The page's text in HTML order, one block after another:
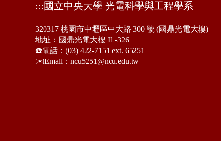
::: 國立中央大學 光電科學與工程學系
320317 桃園市中壢區中大路 300 號 (國鼎光電大樓)
地址：國鼎光電大樓 IL-326
☎️電話：(03) 422-7151 ext. 65251
✉️Email：ncu5251@ncu.edu.tw